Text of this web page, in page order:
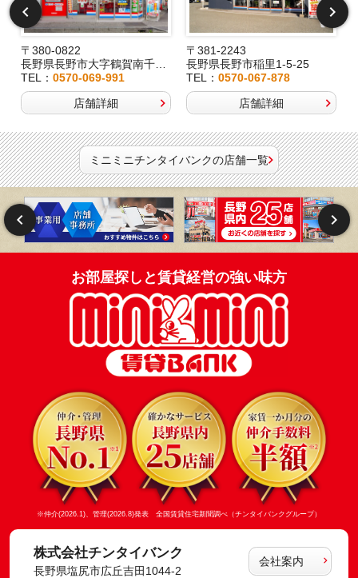
〒380-0822
長野県長野市大字鶴賀南千歳町826
TEL： 0570-069-991
店舗詳細
〒381-2243
長野県長野市稲里1-5-25
TEL：0570-067-878
店舗詳細
ミニミニチンタイバンクの店舗一覧
お部屋探しと賃貸経営の強い味方
※仲介(2026.1)、管理(2026.8)発表 全国賃貸住宅新聞調べ（チンタイバンクグループ）
株式会社チンタイバンク
長野県塩尻市広丘吉田1044-2
会社案内